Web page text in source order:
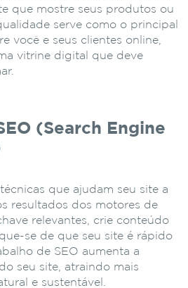
que mostre seus produtos ou
serve como o principal
você e seus clientes online,
vitrine digital que deve
(Search Engine
que ajudam seu site a
resultados dos motores de
relevantes, crie conteúdo
se de que seu site é rápido
de SEO aumenta a
seu site, atraindo mais
e sustentável.